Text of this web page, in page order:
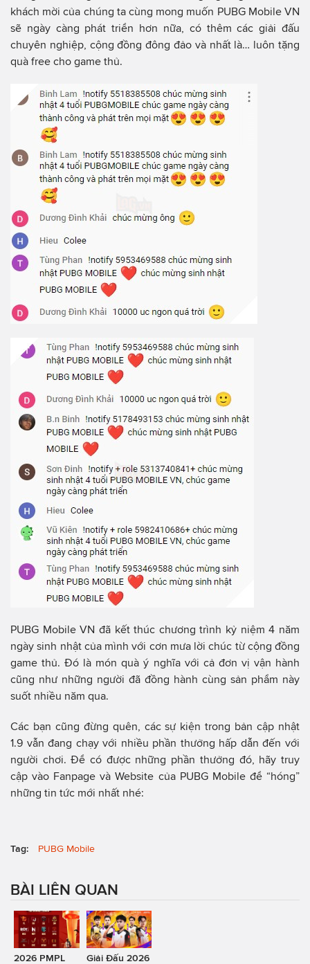
khách mời của chúng ta cùng mong muốn PUBG Mobile VN
sẽ ngày càng phát triển hơn nữa, có thêm các giải đấu
chuyên nghiệp, cộng đồng đông đảo và nhất là… luôn tặng
quà free cho game thủ.
PUBG Mobile VN đã kết thúc chương trình kỷ niệm 4 năm
ngày sinh nhật của mình với cơn mưa lời chúc từ cộng đồng
game thủ. Đó là món quà ý nghĩa với cả đơn vị vận hành
cũng như những người đã đồng hành cùng sản phẩm này
suốt nhiều năm qua.
Các bạn cũng đừng quên, các sự kiện trong bản cập nhật
1.9 vẫn đang chạy với nhiều phần thưởng hấp dẫn đến với
người chơi. Để có được những phần thưởng đó, hãy truy
cập vào Fanpage và Website của PUBG Mobile để “hóng”
những tin tức mới nhất nhé:
Tag: PUBG Mobile
BÀI LIÊN QUAN
2026 PMPL
Giải Đấu 2026